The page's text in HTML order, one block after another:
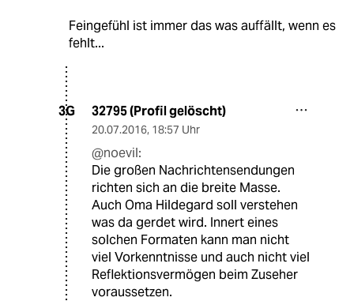
Feingefühl ist immer das was auffällt, wenn es
fehlt...
3G 32795 (Profil gelöscht)
20.07.2016, 18:57 Uhr
@noevil:
Die großen Nachrichtensendungen
richten sich an die breite Masse.
Auch Oma Hildegard soll verstehen
was da gerdet wird. Innert eines
solchen Formaten kann man nicht
viel Vorkenntnisse und auch nicht viel
Reflektionsvermögen beim Zuseher
voraussetzen.